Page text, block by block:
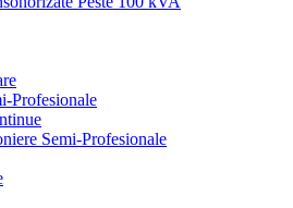
Profesionale
Semi-Profesionale